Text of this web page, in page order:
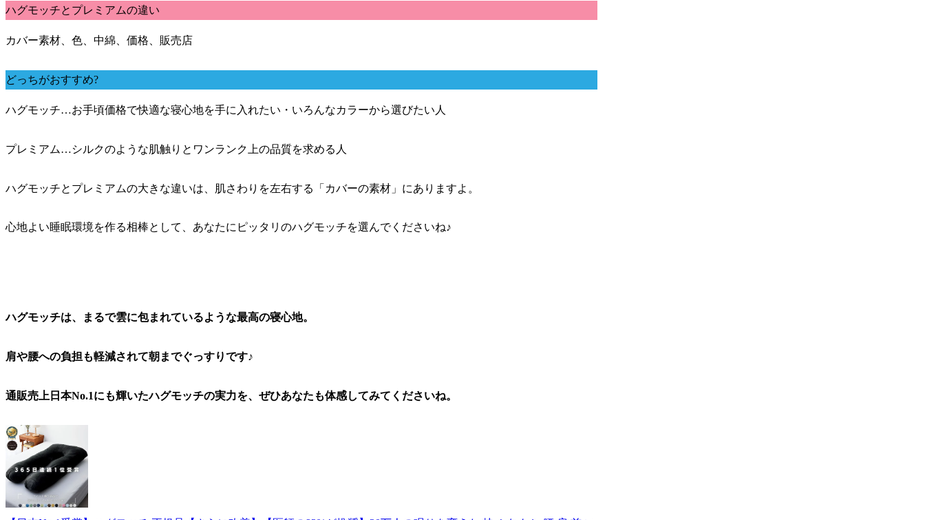
ハグモッチとプレミアムの違い
カバー素材、色、中綿、価格、販売店
どっちがおすすめ?
ハグモッチ…お手頃価格で快適な寝心地を手に入れたい・いろんなカラーから選びたい人
プレミアム…シルクのような肌触りとワンランク上の品質を求める人
ハグモッチとプレミアムの大きな違いは、肌さわりを左右する「カバーの素材」にありますよ。
心地よい睡眠環境を作る相棒として、あなたにピッタリのハグモッチを選んでくださいね♪
ハグモッチは、まるで雲に包まれているような最高の寝心地。
肩や腰への負担も軽減されて朝までぐっすりです♪
通販売上日本No.1にも輝いたハグモッチの実力を、ぜひあなたも体感してみてくださいね。